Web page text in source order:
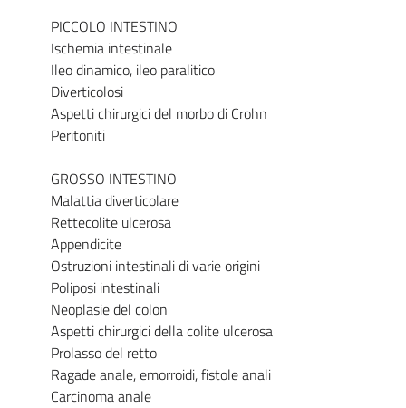
PICCOLO INTESTINO
Ischemia intestinale
Ileo dinamico, ileo paralitico
Diverticolosi
Aspetti chirurgici del morbo di Crohn
Peritoniti
GROSSO INTESTINO
Malattia diverticolare
Rettecolite ulcerosa
Appendicite
Ostruzioni intestinali di varie origini
Poliposi intestinali
Neoplasie del colon
Aspetti chirurgici della colite ulcerosa
Prolasso del retto
Ragade anale, emorroidi, fistole anali
Carcinoma anale